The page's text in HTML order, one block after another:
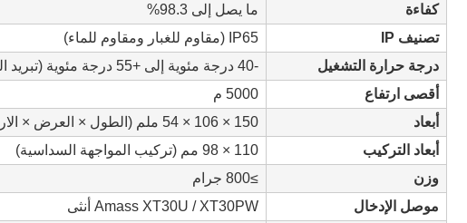
كفاءة
ما يصل إلى 98.3%
تصنيف IP
IP65 (مقاوم للغبار ومقاوم للماء)
درجة حرارة التشغيل
-40 درجة مئوية إلى +55 درجة مئوية (تبريد الهواء القسري)
أقصى ارتفاع
5000 م
أبعاد
150 × 106 × 54 ملم (الطول × العرض × الارتفاع)
أبعاد التركيب
110 × 98 مم (تركيب المواجهة السداسية)
وزن
≥800 جرام
موصل الإدخال
Amass XT30U / XT30PW أنثى